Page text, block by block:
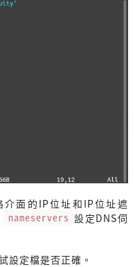
介面的IP位址和IP位址遮
nameservers 設定DNS伺
設定檔是否正確。